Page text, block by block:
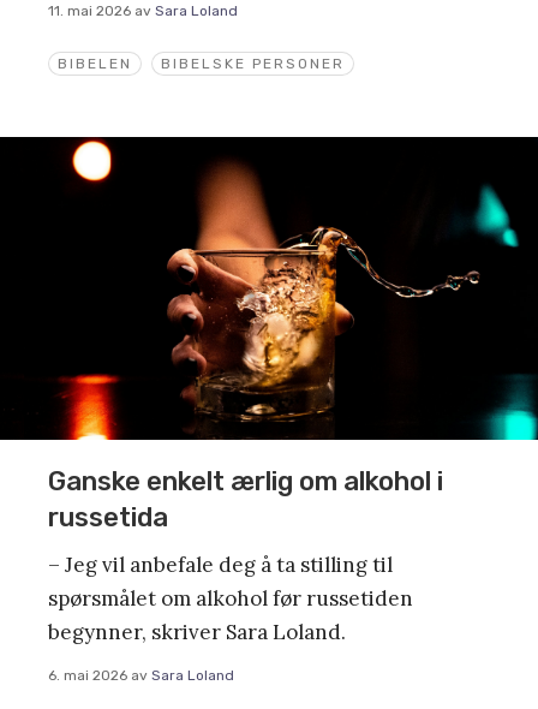
BIBELEN BIBELSKE PERSONER
11. mai 2026 av Sara Loland
Ganske enkelt ærlig om alkohol i
russetida
– Jeg vil anbefale deg å ta stilling til
spørsmålet om alkohol før russetiden
begynner, skriver Sara Loland.
6. mai 2026 av Sara Loland